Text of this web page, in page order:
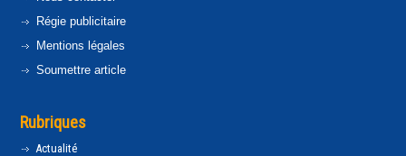
Régie publicitaire
Mentions légales
Soumettre article
Rubriques
Actualité